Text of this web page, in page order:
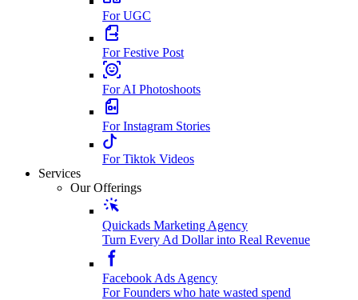
For UGC
For Festive Post
For AI Photoshoots
For Instagram Stories
For Tiktok Videos
Services
Our Offerings
Quickads Marketing Agency
Turn Every Ad Dollar into Real Revenue
Facebook Ads Agency
For Founders who hate wasted spend